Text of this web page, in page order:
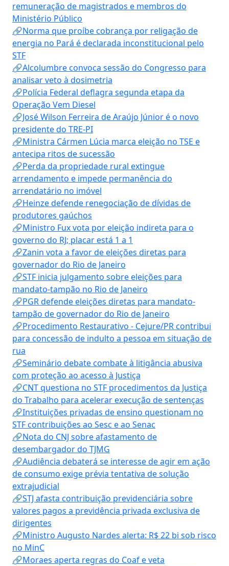
remuneração de magistrados e membros do
Ministério Público
🔗Norma que proíbe cobrança por religação de
energia no Pará é declarada inconstitucional pelo
STF
🔗Alcolumbre convoca sessão do Congresso para
analisar veto à dosimetria
🔗Polícia Federal deflagra segunda etapa da
Operação Vem Diesel
🔗José Wilson Ferreira de Araújo Júnior é o novo
presidente do TRE-PI
🔗Ministra Cármen Lúcia marca eleição no TSE e
antecipa ritos de sucessão
🔗Perda da propriedade rural extingue
arrendamento e impede permanência do
arrendatário no imóvel
🔗Heinze defende renegociação de dívidas de
produtores gaúchos
🔗Ministro Fux vota por eleição indireta para o
governo do RJ; placar está 1 a 1
🔗Zanin vota a favor de eleições diretas para
governador do Rio de Janeiro
🔗STF inicia julgamento sobre eleições para
mandato-tampão no Rio de Janeiro
🔗PGR defende eleições diretas para mandato-
tampão de governador do Rio de Janeiro
🔗Procedimento Restaurativo - Cejure/PR contribui
para concessão de indulto a pessoa em situação de
rua
🔗Seminário debate combate à litigância abusiva
com proteção ao acesso à Justiça
🔗CNT questiona no STF procedimentos da Justiça
do Trabalho para acelerar execução de sentenças
🔗Instituições privadas de ensino questionam no
STF contribuições ao Sesc e ao Senac
🔗Nota do CNJ sobre afastamento de
desembargador do TJMG
🔗Audiência debaterá se interesse de agir em ação
de consumo exige prévia tentativa de solução
extrajudicial
🔗STJ afasta contribuição previdenciária sobre
valores pagos a previdência privada exclusiva de
dirigentes
🔗Ministro Augusto Nardes alerta: R$ 22 bi sob risco
no MinC
🔗Moraes aperta regras do Coaf e veta